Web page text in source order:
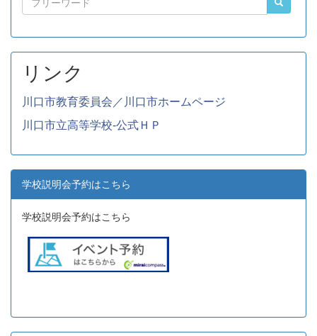
リンク
川口市教育委員会／川口市ホームページ
川口市立高等学校-公式ＨＰ
学校説明会予約はこちら
学校説明会予約はこちら